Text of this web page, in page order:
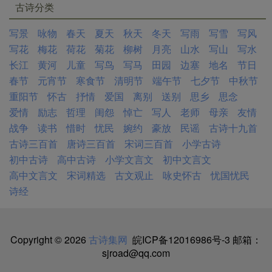
古诗分类
写景
咏物 春天 夏天 秋天 冬天 写雨 写雪
写风
写花
梅花 荷花 菊花 柳树 月亮 山水 写山
写水
长江
黄河 儿童 写鸟 写马 田园 边塞 地名
节日
春节
元宵节 寒食节 清明节 端午节 七夕节
中秋节
重阳节
怀古 抒情 爱国 离别 送别 思乡
思念
爱情
励志 哲理 闺怨 悼亡 写人 老师 母亲
友情
战争
读书 惜时 忧民 婉约 豪放 民谣
古诗十九首
古诗三百首
唐诗三百首 宋词三百首
小学古诗
初中古诗
高中古诗 小学文言文
初中文言文
高中文言文
宋词精选 古文观止 咏史怀古
忧国忧民
诗经
Copyright © 2026 古诗集网 皖ICP备12016986号-3 邮箱：
sjroad@qq.com